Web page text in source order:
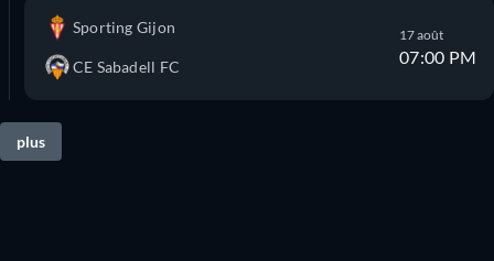
Sporting Gijon
CE Sabadell FC
17 août
07:00 PM
plus